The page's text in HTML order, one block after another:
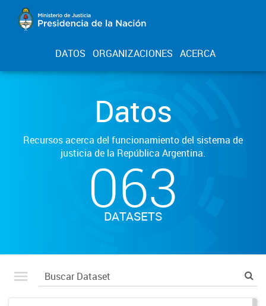
DATOS ORGANIZACIONES ACERCA
Datos
Recursos acerca del funcionamiento del sistema de
justicia de la República Argentina.
063
DATASETS